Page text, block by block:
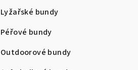
Lyžařské bundy
Péřové bundy
Outdoorové bundy